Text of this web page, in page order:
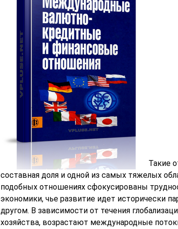
Такие
составная доля и одной из самых тяжелых
подобных отношениях сфокусированы
экономики, чье развитие идет исторически
другом. В зависимости от течения
хозяйства, возрастают международные